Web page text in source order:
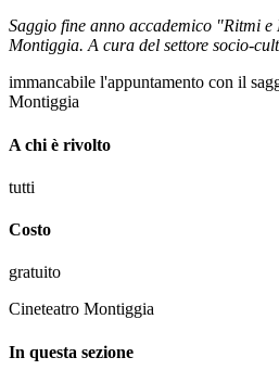
Saggio fine anno accademico "Ritmi
Montiggia. A cura del settore socio-
immancabile l'appuntamento con il
Montiggia
A chi è rivolto
tutti
Costo
gratuito
Cineteatro Montiggia
In questa sezione